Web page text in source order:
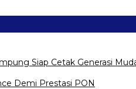
Siap Cetak Generasi
Demi Prestasi PON